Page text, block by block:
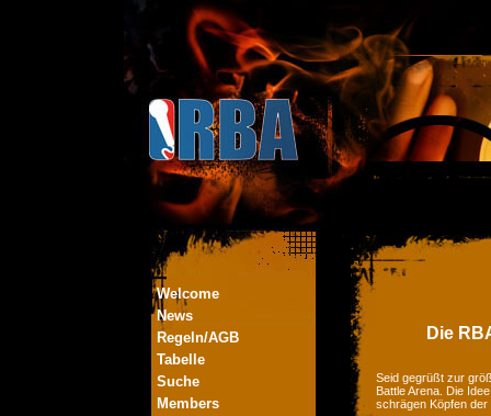
Welcome
News
Regeln/AGB
Tabelle
Suche
Members
Die
Seid gegrüßt zur
Battle Arena. Die
schrägen Köpfen